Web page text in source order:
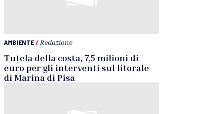
AMBIENTE/ Redazione
Tutela della costa, 7,5 milioni di
euro per gli interventi sul litorale
di Marina di Pisa